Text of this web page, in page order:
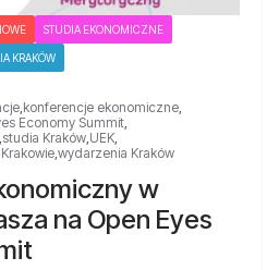
STUDIA EKONOMICZNE
KRAKÓW
konferencje ekonomiczne
Economy Summit
studia Kraków UEK
wydarzenia Kraków
w
na Open Eyes